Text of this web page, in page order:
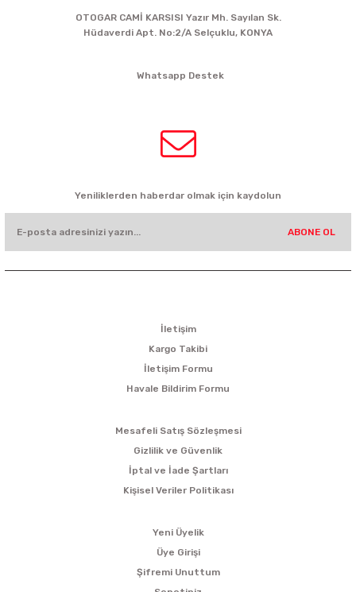
OTOGAR CAMİ KARSISI Yazır Mh. Sayılan Sk.
Hüdaverdi Apt. No:2/A Selçuklu, KONYA
Whatsapp Destek
Yeniliklerden haberdar olmak için kaydolun
ABONE OL
İletişim
Kargo Takibi
İletişim Formu
Havale Bildirim Formu
Mesafeli Satış Sözleşmesi
Gizlilik ve Güvenlik
İptal ve İade Şartları
Kişisel Veriler Politikası
Yeni Üyelik
Üye Girişi
Şifremi Unuttum